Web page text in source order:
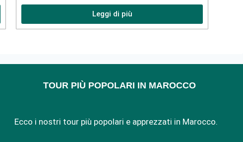
Leggi di più
TOUR PIÙ POPOLARI IN MAROCCO
Ecco i nostri tour più popolari e apprezzati in Marocco.